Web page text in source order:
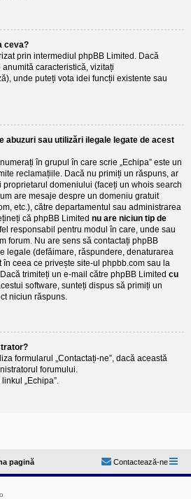
ceva?
prin intermediul phpBB Limited. Dacă
caracteristică, vizitați
unde puteți vota idei funcții existente sau
abuzuri sau utilizări ilegale legate de acest
în grupul în care scrie „Echipa” este un
reclamațiile. Dacă nu primiți un răspuns, ar
proprietarul domeniului (faceți un whois search
are mesaje despre un domeniu gratuit
etc.), către departamentul sau administrarea
că phpBB Limited nu are niciun tip de
responsabil pentru modul în care, unde sau
forum. Nu are sens să contactați phpBB
legale (defăimare, răspundere, denaturarea
ceea ce privește site-ul phpbb.com sau la
trimiteți un e-mail către phpBB Limited cu
software, sunteți dispus să primiți un
niciun răspuns.
formularul „Contactați-ne”, dacă această
forumului.
„Echipa”.
pagină Contactează-ne